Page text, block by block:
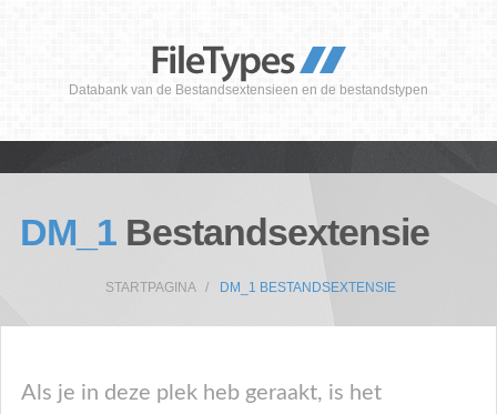
Databank van de Bestandsextensieen en de bestandstypen
DM_1 Bestandsextensie
STARTPAGINA DM_1 BESTANDSEXTENSIE
Als je in deze plek heb geraakt, is het